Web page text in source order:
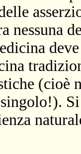
nessuna
(cioè